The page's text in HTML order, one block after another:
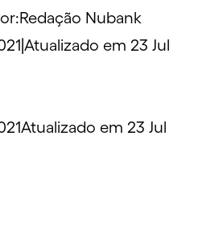
Redação Nubank
Atualizado em 23 Jul
Atualizado em 23 Jul